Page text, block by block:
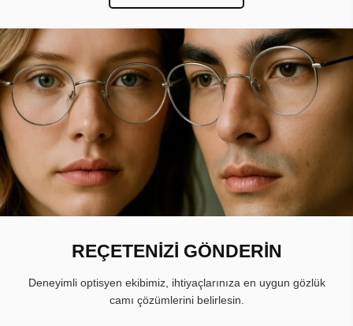
REÇETENİZİ GÖNDERİN
Deneyimli optisyen ekibimiz, ihtiyaçlarınıza en uygun gözlük
camı çözümlerini belirlesin.